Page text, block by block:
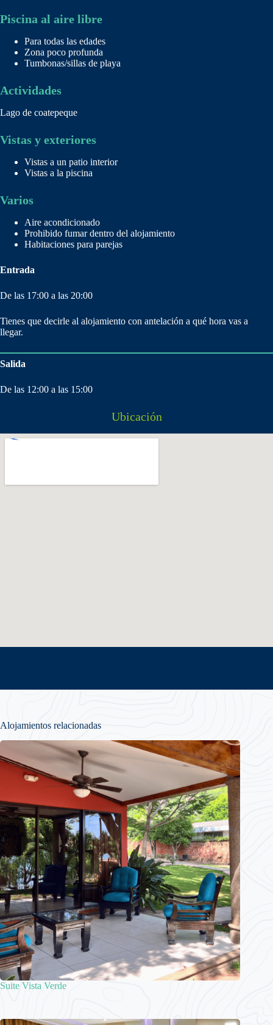
Piscina al aire libre
Para todas las edades
Zona poco profunda
Tumbonas/sillas de playa
Actividades
Lago de coatepeque
Vistas y exteriores
Vistas a un patio interior
Vistas a la piscina
Varios
Aire acondicionado
Prohibido fumar dentro del alojamiento
Habitaciones para parejas
Entrada
De las 17:00 a las 20:00
Tienes que decirle al alojamiento con antelación a qué hora vas a
llegar.
Salida
De las 12:00 a las 15:00
Ubicación
Alojamientos relacionadas
Suite Vista Verde